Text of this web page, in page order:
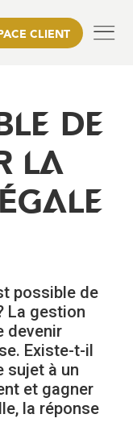
CLIENT
DE
LA
possible de
La gestion
devenir
Existe-t-il
sujet à un
et gagner
la réponse